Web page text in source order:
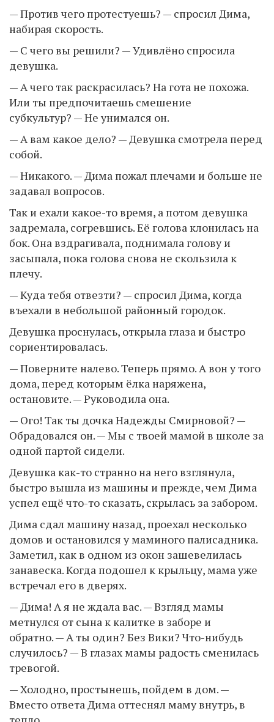
— Против чего протестуешь? — спросил Дима,
набирая скорость.
— С чего вы решили? — Удивлёно спросила
девушка.
— А чего так раскрасилась? На гота не похожа.
Или ты предпочитаешь смешение
субкультур? — Не унимался он.
— А вам какое дело? — Девушка смотрела перед
собой.
— Никакого. — Дима пожал плечами и больше не
задавал вопросов.
Так и ехали какое-то время, а потом девушка
задремала, согревшись. Её голова клонилась на
бок. Она вздрагивала, поднимала голову и
засыпала, пока голова снова не скользила к
плечу.
— Куда тебя отвезти? — спросил Дима, когда
въехали в небольшой районный городок.
Девушка проснулась, открыла глаза и быстро
сориентировалась.
— Поверните налево. Теперь прямо. А вон у того
дома, перед которым ёлка наряжена,
остановите. — Руководила она.
— Ого! Так ты дочка Надежды Смирновой? —
Обрадовался он. — Мы с твоей мамой в школе за
одной партой сидели.
Девушка как-то странно на него взглянула,
быстро вышла из машины и прежде, чем Дима
успел ещё что-то сказать, скрылась за забором.
Дима сдал машину назад, проехал несколько
домов и остановился у маминого палисадника.
Заметил, как в одном из окон зашевелилась
занавеска. Когда подошел к крыльцу, мама уже
встречал его в дверях.
— Дима! А я не ждала вас. — Взгляд мамы
метнулся от сына к калитке в заборе и
обратно. — А ты один? Без Вики? Что-нибудь
случилось? — В глазах мамы радость сменилась
тревогой.
— Холодно, простынешь, пойдем в дом. —
Вместо ответа Дима оттеснял маму внутрь, в